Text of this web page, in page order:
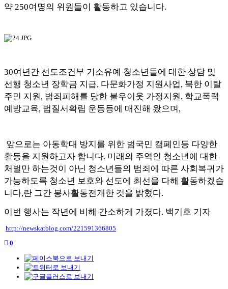
약 250여명의 위원들이 활동하고 있습니다.
30여년간 선도조건부 기소유예 청소년들에 대한 상담 및
선행 청소년 장학금 지급, 다문화가정 지원사업, 북한 이탈
주민 지원, 범죄피해를 당한 불우이웃 가정지원, 학교폭력
예방교육, 법질서확립 운동등에 매진해 왔으며 ,
앞으로는 아동학대 방지를 위한 범국민 캠페인등 다양한
활동을 지원하고자 합니다. 미래의 주역인 청소년에 대한
처벌만 하는것이 아닌 청소년들의 범죄에 따른 사회복귀가
가능하도록 청소년 보호와 선도에 최선을 다해 활동하겠습
니다,란 그간 봉사활동전개한 것을 밝혔다.
이번 행사는 작년에 비해 간소하게 가졌다. 백기호 기자
http://newskatblog.com/221591366805
0